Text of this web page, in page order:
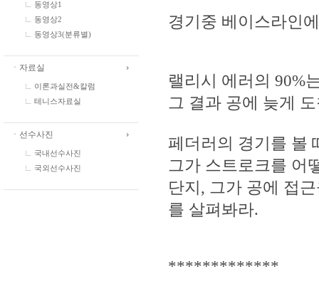
동영상1
동영상2
동영상3(분류별)
ㆍ자료실
이론과실전&칼럼
테니스자료실
ㆍ선수사진
국내선수사진
국외선수사진
경기중 베이스라인
랠리시 에러의 90%
그 결과 공에 늦게
페더러의 경기를 볼
그가 스트로크를 어
단지, 그가 공에 접
를 살펴봐라.
*************